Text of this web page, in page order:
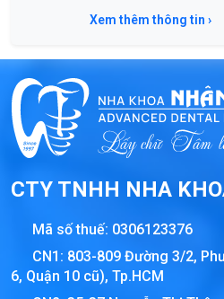
Xem thêm thông tin ›
CTY TNHH NHA
Mã số thuế: 0306123376
CN1: 803-809 Đường 3/2,
6, Quận 10 cũ), Tp.HCM